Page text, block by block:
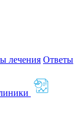
лечения Ответы